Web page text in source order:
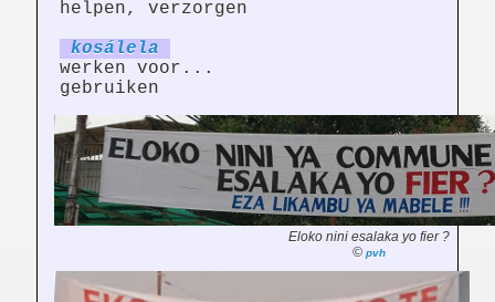
helpen, verzorgen
kosálela
werken voor...
gebruiken
Eloko nini esalaka yo fier ?
© pvh